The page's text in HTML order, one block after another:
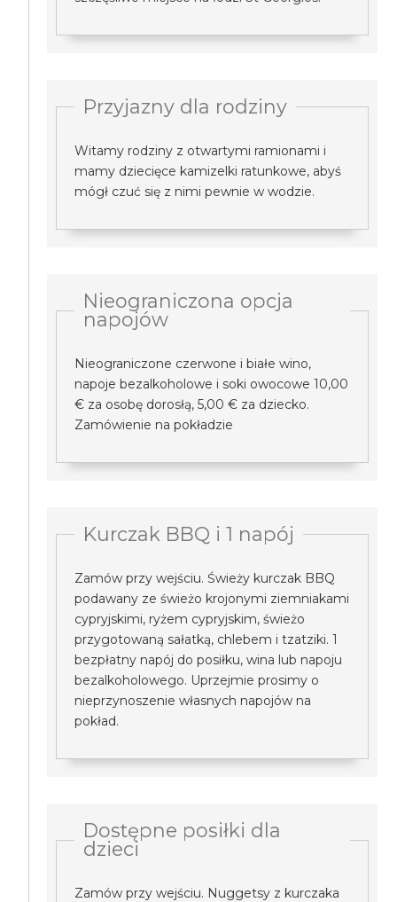
Przyjazny dla rodziny
Witamy rodziny z otwartymi ramionami i
mamy dziecięce kamizelki ratunkowe, abyś
mógł czuć się z nimi pewnie w wodzie.
Nieograniczona opcja
napojów
Nieograniczone czerwone i białe wino,
napoje bezalkoholowe i soki owocowe 10,00
€ za osobę dorosłą, 5,00 € za dziecko.
Zamówienie na pokładzie
Kurczak BBQ i 1 napój
Zamów przy wejściu. Świeży kurczak BBQ
podawany ze świeżo krojonymi ziemniakami
cypryjskimi, ryżem cypryjskim, świeżo
przygotowaną sałatką, chlebem i tzatziki. 1
bezpłatny napój do posiłku, wina lub napoju
bezalkoholowego. Uprzejmie prosimy o
nieprzynoszenie własnych napojów na
pokład.
Dostępne posiłki dla
dzieci
Zamów przy wejściu. Nuggetsy z kurczaka